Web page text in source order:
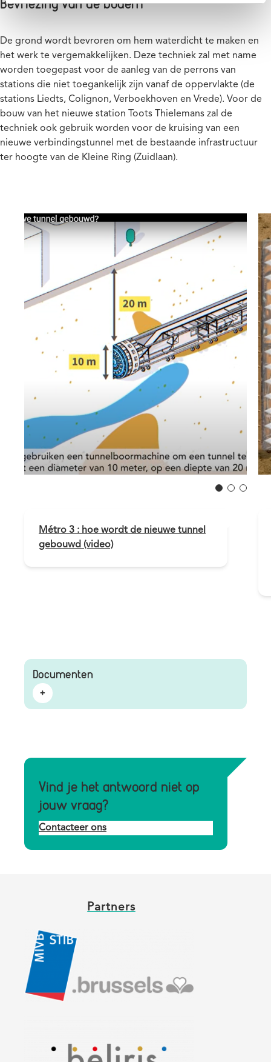
De grond wordt bevroren om hem waterdicht te maken en
het werk te vergemakkelijken. Deze techniek zal met name
worden toegepast voor de aanleg van de perrons van
stations die niet toegankelijk zijn vanaf de oppervlakte (de
stations Liedts, Colignon, Verboekhoven en Vrede). Voor de
bouw van het nieuwe station Toots Thielemans zal de
techniek ook gebruik worden voor de kruising van een
nieuwe verbindingstunnel met de bestaande infrastructuur
ter hoogte van de Kleine Ring (Zuidlaan).
Afbeelding
Métro 3 : hoe wordt de nieuwe tunnel
gebouwd (video)
Documenten
Vind je het antwoord niet op
jouw vraag?
Contacteer ons
Partners